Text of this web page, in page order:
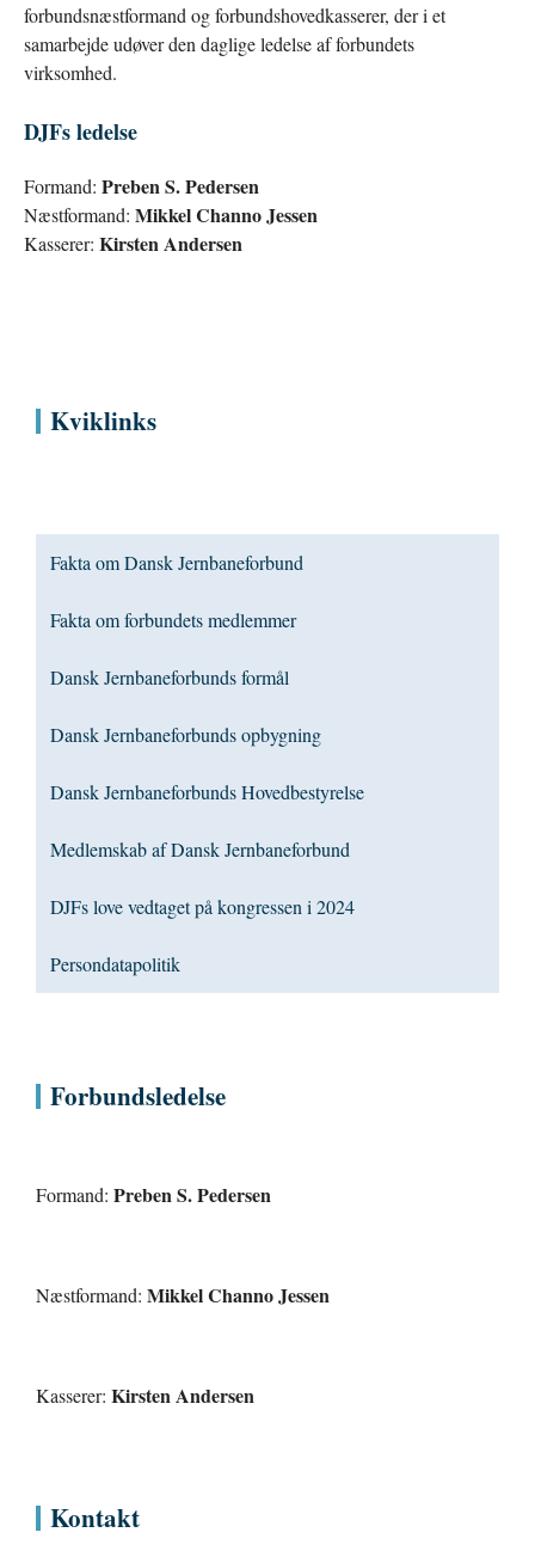
forbundsnæstformand og forbundshovedkasserer, der i et
samarbejde udøver den daglige ledelse af forbundets
virksomhed.
DJFs ledelse
Formand: Preben S. Pedersen
Næstformand: Mikkel Channo Jessen
Kasserer: Kirsten Andersen
Kviklinks
Fakta om Dansk Jernbaneforbund
Fakta om forbundets medlemmer
Dansk Jernbaneforbunds formål
Dansk Jernbaneforbunds opbygning
Dansk Jernbaneforbunds Hovedbestyrelse
Medlemskab af Dansk Jernbaneforbund
DJFs love vedtaget på kongressen i 2024
Persondatapolitik
Forbundsledelse
Formand: Preben S. Pedersen
Næstformand: Mikkel Channo Jessen
Kasserer: Kirsten Andersen
Kontakt